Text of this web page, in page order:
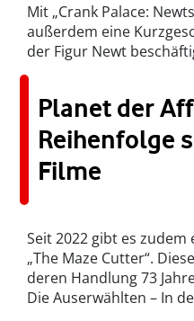
Mit „Crank Palace:
außerdem eine
der Figur Newt
Planet der
Reihenfolge
Filme
Seit 2022 gibt es
„The Maze Cutter“.
deren Handlung 73
Die Auserwählten – In